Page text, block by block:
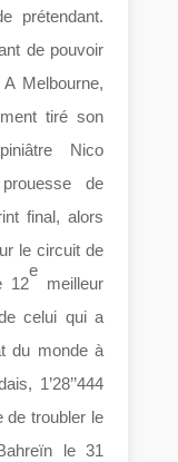
prétendant.
de pouvoir
Melbourne,
tiré son
Nico
de
final, alors
le circuit de
12
e
meilleur
celui qui a
du monde à
1’28’’444
de troubler le
le 31